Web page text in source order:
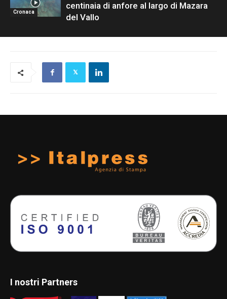
Cronaca
centinaia di anfore al largo di Mazara
del Vallo
I nostri Partners